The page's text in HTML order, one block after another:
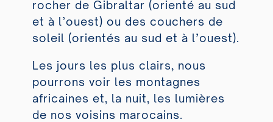
rocher de Gibraltar (orienté au sud
et à l’ouest) ou des couchers de
soleil (orientés au sud et à l’ouest).
Les jours les plus clairs, nous
pourrons voir les montagnes
africaines et, la nuit, les lumières
de nos voisins marocains.